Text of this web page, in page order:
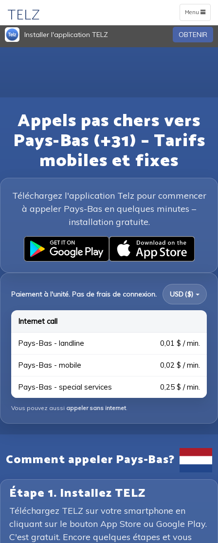
Toggle
navigation
Menu
TELZ
Installer l'application TELZ OBTENIR
Appels pas chers vers
Pays-Bas (+31) – Tarifs
mobiles et fixes
Téléchargez l'application Telz pour commencer
à appeler Pays-Bas en quelques minutes –
installation gratuite.
Paiement à l'unité. Pas de frais de connexion. USD ($)
Internet call
Pays-Bas - landline 0,01 $ / min.
Pays-Bas - mobile 0,02 $ / min.
Pays-Bas - special services 0,25 $ / min.
Vous pouvez aussi appeler sans internet.
Comment appeler Pays-Bas?
Étape 1. Installez TELZ
Téléchargez TELZ sur votre smartphone en
cliquant sur le bouton App Store ou Google Play.
C'est gratuit. Encore quelques étapes et vous